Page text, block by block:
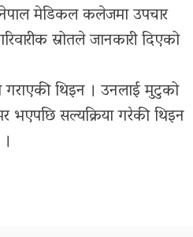
मेडिकल कलेजमा उपचार
स्रोतले जानकारी दिएको
गराएकी थिइन । उनलाई मुटुको
भएपछि सल्यक्रिया गरेकी थिइन